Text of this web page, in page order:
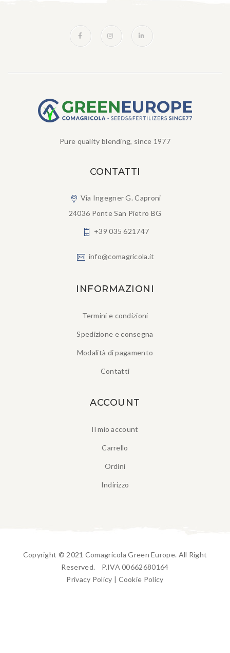
Pure quality blending, since 1977
CONTATTI
Via Ingegner G. Caproni
24036 Ponte San Pietro BG
+39 035 621747
info@comagricola.it
INFORMAZIONI
Termini e condizioni
Spedizione e consegna
Modalità di pagamento
Contatti
ACCOUNT
Il mio account
Carrello
Ordini
Indirizzo
Copyright © 2021 Comagricola Green Europe. All Right
Reserved. P.IVA 00662680164
Privacy Policy | Cookie Policy